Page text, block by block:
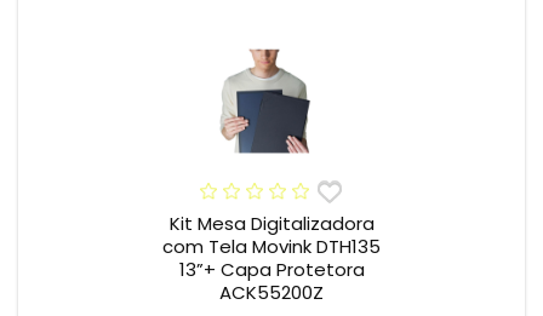
Kit Mesa Digitalizadora
com Tela Movink DTH135
13”+ Capa Protetora
ACK55200Z